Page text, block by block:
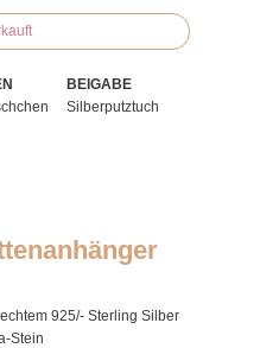
BEIGABE
Silberputztuch
925/- Sterling Silber
Stein